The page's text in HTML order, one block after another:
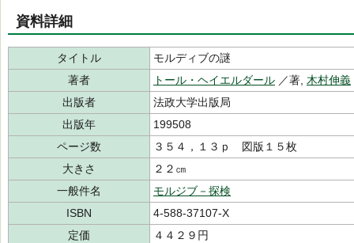
資料詳細
タイトル
モルディブの謎
著者
トール・ヘイエルダール ／著, 木村伸義
出版者
法政大学出版局
出版年
199508
ページ数
３５４，１３ｐ 図版１５枚
大きさ
２２㎝
一般件名
モルジブ－探検
ISBN
4-588-37107-X
定価
４４２９円